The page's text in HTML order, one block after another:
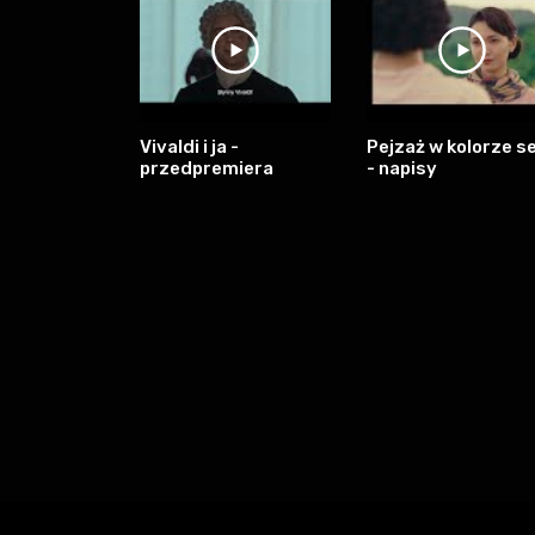
Vivaldi i ja -
przedpremiera
Pejzaż w kolorze
- napisy